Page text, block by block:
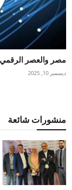
مصر والعصر
ديسمبر 10, 2025
منشورات شائعة